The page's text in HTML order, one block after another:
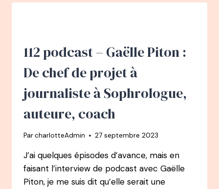
LEROUX
EN
ANS,
RECONVERSION
CHANGE
VIE
CELLE
DE
MILLIERS
112 podcast – Gaëlle Piton :
De chef de projet à
journaliste à Sophrologue,
auteure, coach
ParcharlotteAdmin 27 septembre 2023
J’ai quelques épisodes d’avance, mais en
faisant l’interview de podcast avec Gaëlle
Piton, je me suis dit qu’elle serait une